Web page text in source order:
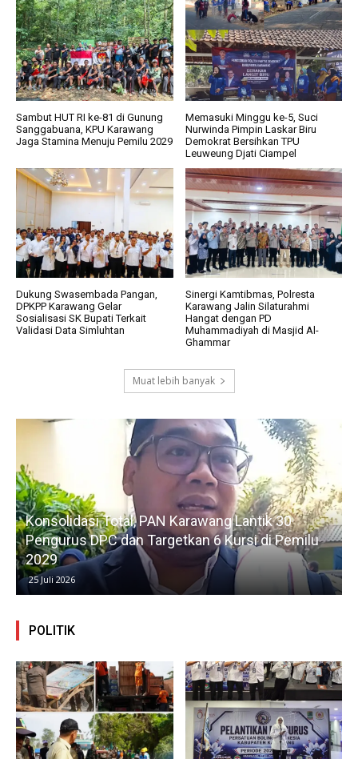
Sambut HUT RI ke-81 di Gunung
Sanggabuana, KPU Karawang
Jaga Stamina Menuju Pemilu 2029
Memasuki Minggu ke-5, Suci
Nurwinda Pimpin Laskar Biru
Demokrat Bersihkan TPU
Leuweung Djati Ciampel
Dukung Swasembada Pangan,
DPKPP Karawang Gelar
Sosialisasi SK Bupati Terkait
Validasi Data Simluhtan
Sinergi Kamtibmas, Polresta
Karawang Jalin Silaturahmi
Hangat dengan PD
Muhammadiyah di Masjid Al-
Ghammar
Muat lebih banyak
Konsolidasi Total, PAN Karawang Lantik 30
Pengurus DPC dan Targetkan 6 Kursi di Pemilu
2029
25 Juli 2026
POLITIK